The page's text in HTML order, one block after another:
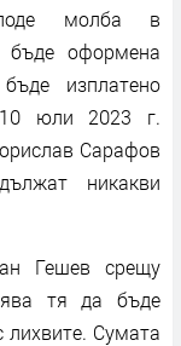
молба в
бъде оформена
изплатено
юли 2023 г.
Сарафов
никакви
Гешев срещу
тя да бъде
лихвите. Сумата